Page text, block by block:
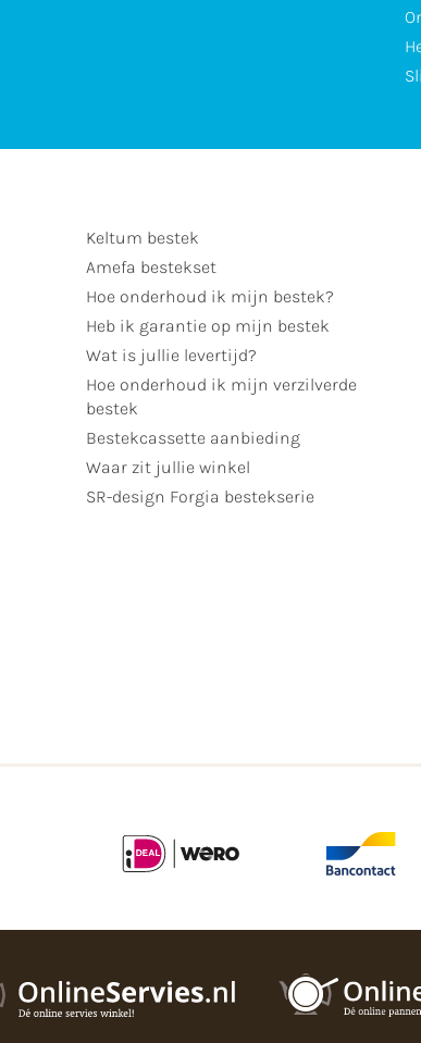
Keltum bestek
Amefa bestekset
Hoe onderhoud ik mijn bestek?
Heb ik garantie op mijn bestek
Wat is jullie levertijd?
Hoe onderhoud ik mijn verzilverde
bestek
Bestekcassette aanbieding
Waar zit jullie winkel
SR-design Forgia bestekserie